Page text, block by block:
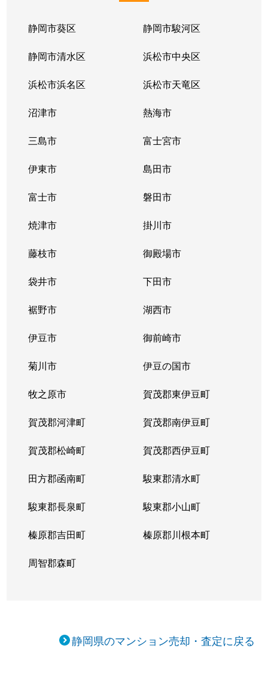
静岡市葵区 静岡市駿河区
静岡市清水区 浜松市中央区
浜松市浜名区 浜松市天竜区
沼津市 熱海市
三島市 富士宮市
伊東市 島田市
富士市 磐田市
焼津市 掛川市
藤枝市 御殿場市
袋井市 下田市
裾野市 湖西市
伊豆市 御前崎市
菊川市 伊豆の国市
牧之原市 賀茂郡東伊豆町
賀茂郡河津町 賀茂郡南伊豆町
賀茂郡松崎町 賀茂郡西伊豆町
田方郡函南町 駿東郡清水町
駿東郡長泉町 駿東郡小山町
榛原郡吉田町 榛原郡川根本町
周智郡森町
静岡県のマンション売却・査定に戻る